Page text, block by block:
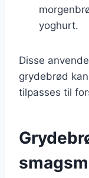
yoghurt.
Disse
grydebrød
tilpasses til